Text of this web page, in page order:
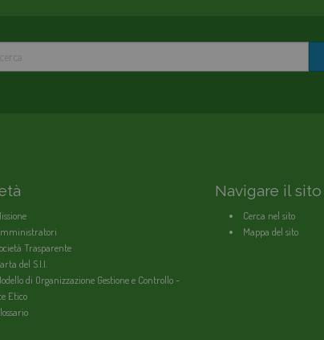
Trasparente
del S.I.I.
di Organizzazione Gestione e Controllo -
Etico
Navigare il sito
Cerca nel sito
Mappa del sito